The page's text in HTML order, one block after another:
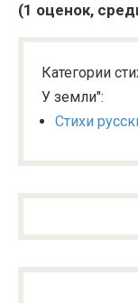
(1 оценок,
Категории
У земли":
Стихи